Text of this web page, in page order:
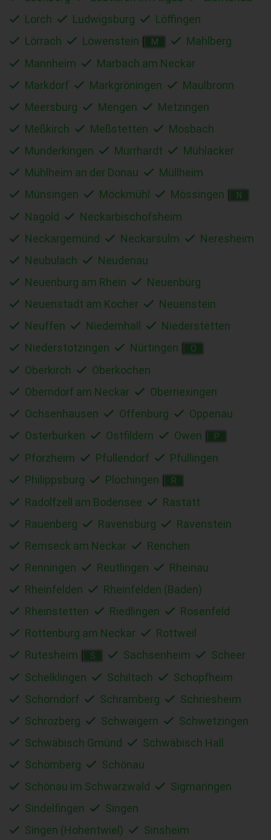
Lorch
Ludwigsburg
Löffingen
Lörrach
Löwenstein M
Mahlberg
Mannheim
Marbach am Neckar
Markdorf
Markgröningen
Maulbronn
Meersburg
Mengen
Metzingen
Meßkirch
Meßstetten
Mosbach
Munderkingen
Murrhardt
Mühlacker
Mühlheim an der Donau
Müllheim
Münsingen
Möckmühl Mössingen N
Nagold
Neckarbischofsheim
Neckargemünd
Neckarsulm
Neresheim
Neubulach
Neudenau
Neuenburg am Rhein
Neuenbürg
Neuenstadt am Kocher
Neuenstein
Neuffen
Niedernhall
Niederstetten
Niederstotzingen
Nürtingen O
Oberkirch
Oberkochen
Oberndorf am Neckar
Oberriexingen
Ochsenhausen
Offenburg
Oppenau
Osterburken
Ostfildern Owen P
Pforzheim Pfullendorf
Pfullingen
Philippsburg
Plochingen R
Radolfzell am Bodensee
Rastatt
Rauenberg
Ravensburg
Ravenstein
Remseck am Neckar
Renchen
Renningen
Reutlingen
Rheinau
Rheinfelden
Rheinfelden (Baden)
Rheinstetten
Riedlingen
Rosenfeld
Rottenburg am Neckar
Rottweil
Rutesheim
S Sachsenheim
Scheer
Schelklingen
Schiltach
Schopfheim
Schorndorf
Schramberg
Schriesheim
Schrozberg
Schwaigern
Schwetzingen
Schwäbisch Gmünd
Schwäbisch Hall
Schömberg
Schönau
Schönau im Schwarzwald
Sigmaringen
Sindelfingen
Singen
Singen (Hohentwiel)
Sinsheim